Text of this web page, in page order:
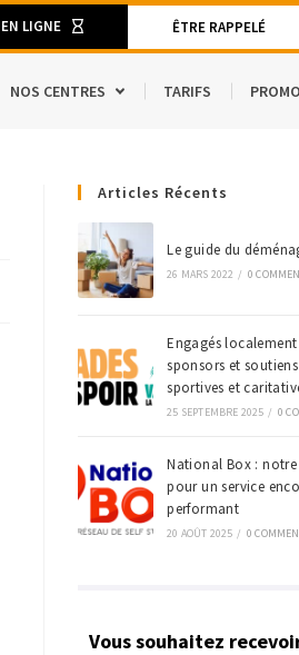
LIGNE ÊTRE RAPPELÉ
ET MATÉRIELS DE DÉMÉNAGEMENT
NOS CENTRES TARIFS
Articles Récents
Le guide du
26 MARS 2022 / 0
Engagés
sponsors et
sportives et
25 SEPTEMBRE 2025 / 0
National Box :
pour un service
performant
20 AOÛT 2025 / 0
Vous souhaitez